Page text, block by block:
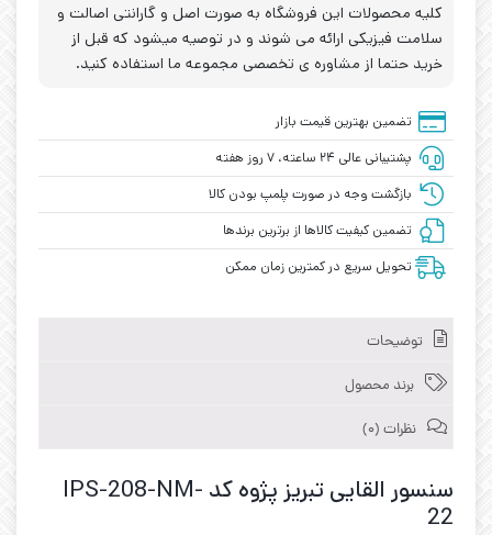
کلیه محصولات این فروشگاه به صورت اصل و گارانتی اصالت و
سلامت فیزیکی ارائه می شوند و در توصیه میشود که قبل از
خرید حتما از مشاوره ی تخصصی مجموعه ما استفاده کنید.
تضمین بهترین قیمت بازار
پشتیبانی عالی ۲۴ ساعته، ۷ روز هفته
بازگشت وجه در صورت پلمپ بودن کالا
تضمین کیفیت کالاها از برترین برندها
تحویل سریع در کمترین زمان ممکن
توضیحات
برند محصول
نظرات (0)
سنسور القایی تبریز پژوه کد IPS-208-NM-
22